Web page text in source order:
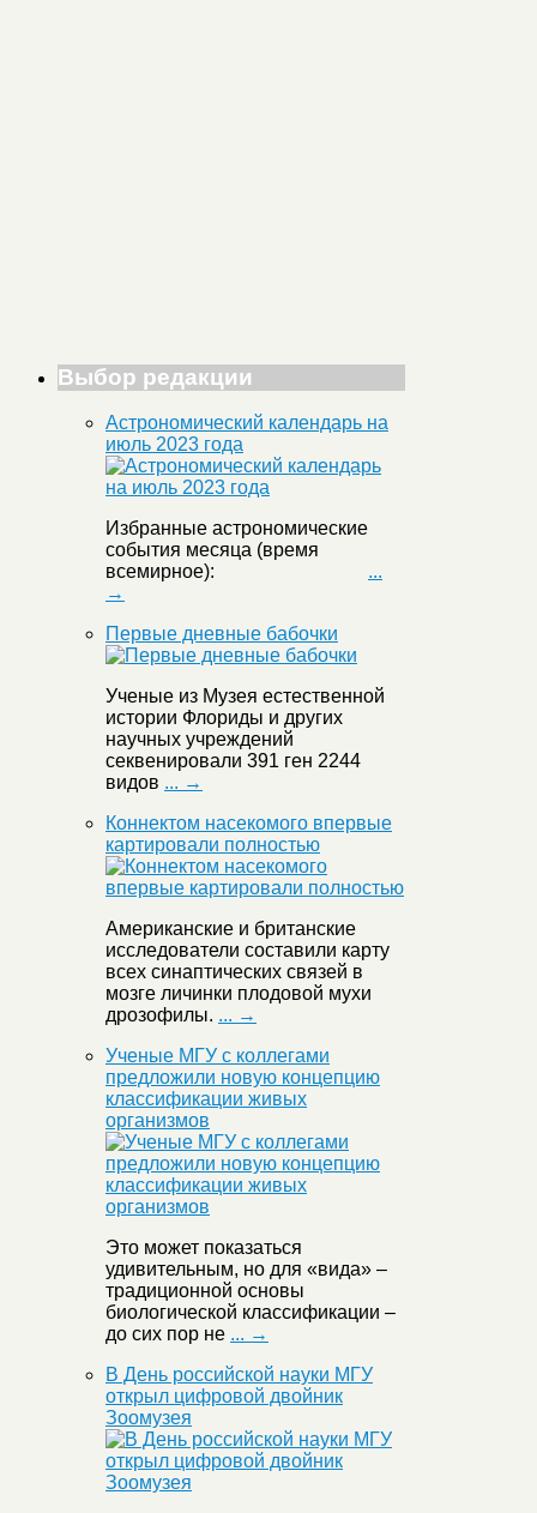
Выбор редакции
Астрономический календарь на
июль 2023 года
Избранные астрономические
события месяца (время
всемирное): ...
→
Первые дневные бабочки
Ученые из Музея естественной
истории Флориды и других
научных учреждений
секвенировали 391 ген 2244
видов ... →
Коннектом насекомого впервые
картировали полностью
Американские и британские
исследователи составили карту
всех синаптических связей в
мозге личинки плодовой мухи
дрозофилы. ... →
Ученые МГУ с коллегами
предложили новую концепцию
классификации живых
организмов
Это может показаться
удивительным, но для «вида» –
традиционной основы
биологической классификации –
до сих пор не ... →
В День российской науки МГУ
открыл цифровой двойник
Зоомузея